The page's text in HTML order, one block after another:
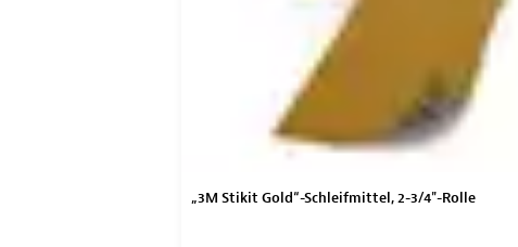
„3M Stikit Gold“-Schleifmittel, 2-3/4"-Rolle